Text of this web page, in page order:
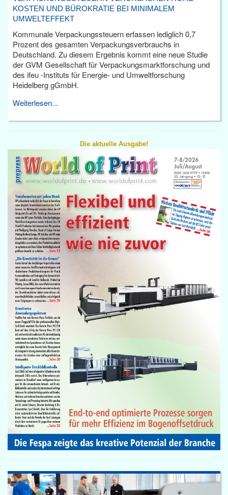
KOSTEN UND BÜROKRATIE BEI MINIMALEM
UMWELTEFFEKT
Kommunale Verpackungssteuern erfassen lediglich 0,7
Prozent des gesamten Verpackungsverbrauchs in
Deutschland. Zu diesem Ergebnis kommt eine neue Studie
der GVM Gesellschaft für Verpackungsmarktforschung und
des ifeu -Instituts für Energie- und Umweltforschung
Heidelberg gGmbH.
Weiterlesen...
Die aktuelle Ausgabe!